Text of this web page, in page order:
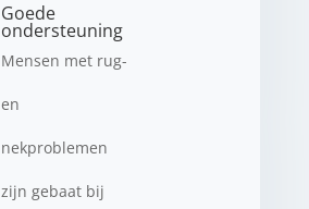
Goede
ondersteuning
Mensen met rug-
en
nekproblemen
zijn gebaat bij